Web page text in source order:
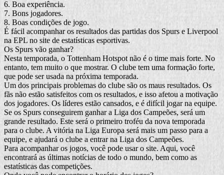
6. Boa experiência.
7. Bons jogadores.
8. Boas condições de jogo.
É fácil acompanhar os resultados das partidas dos Spurs e Liverpool
na EPL no site de estatísticas esportivas.
Os Spurs vão ganhar?
Nesta temporada, o Tottenham Hotspot não é o time mais forte. No
entanto, tem muito o que mostrar. O clube tem uma formação forte,
que pode ser usada na próxima temporada.
Um dos principais problemas do clube são os maus resultados. Os
fãs não estão satisfeitos com os resultados, e isso afetou a motivação
dos jogadores. Os líderes estão cansados, e é difícil jogar na equipe.
Se os Spurs conseguirem ganhar a Liga dos Campeões, será um
grande resultado. Este será o primeiro troféu da nova temporada
para o clube. A vitória na Liga Europa será mais um passo para a
equipe, e ajudará o clube a entrar na Liga dos Campeões.
Para acompanhar os jogos, você pode usar o site. Aqui, você
encontrará as últimas notícias de todo o mundo, bem como as
estatísticas das competições.